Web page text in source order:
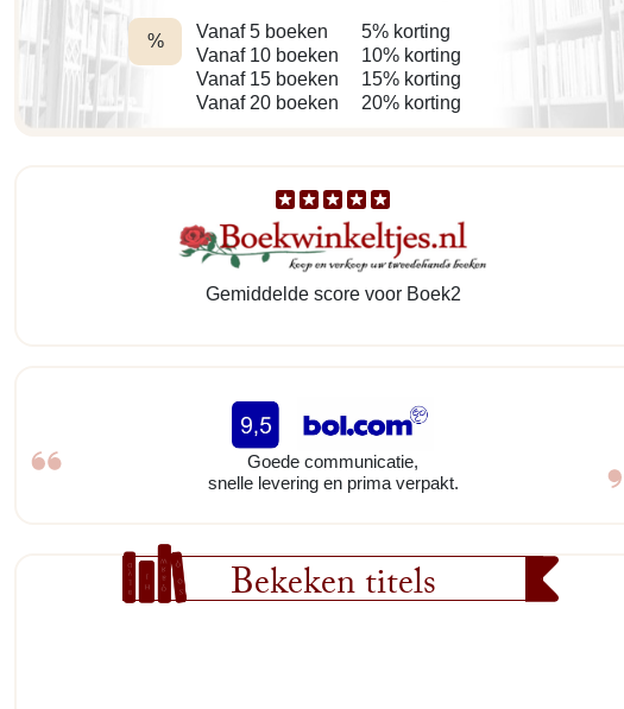
%
Vanaf 5 boeken
Vanaf 10 boeken
Vanaf 15 boeken
Vanaf 20 boeken
5% korting
10% korting
15% korting
20% korting
Gemiddelde score voor Boek2
Goede communicatie,
snelle levering en prima verpakt.
Bekeken titels